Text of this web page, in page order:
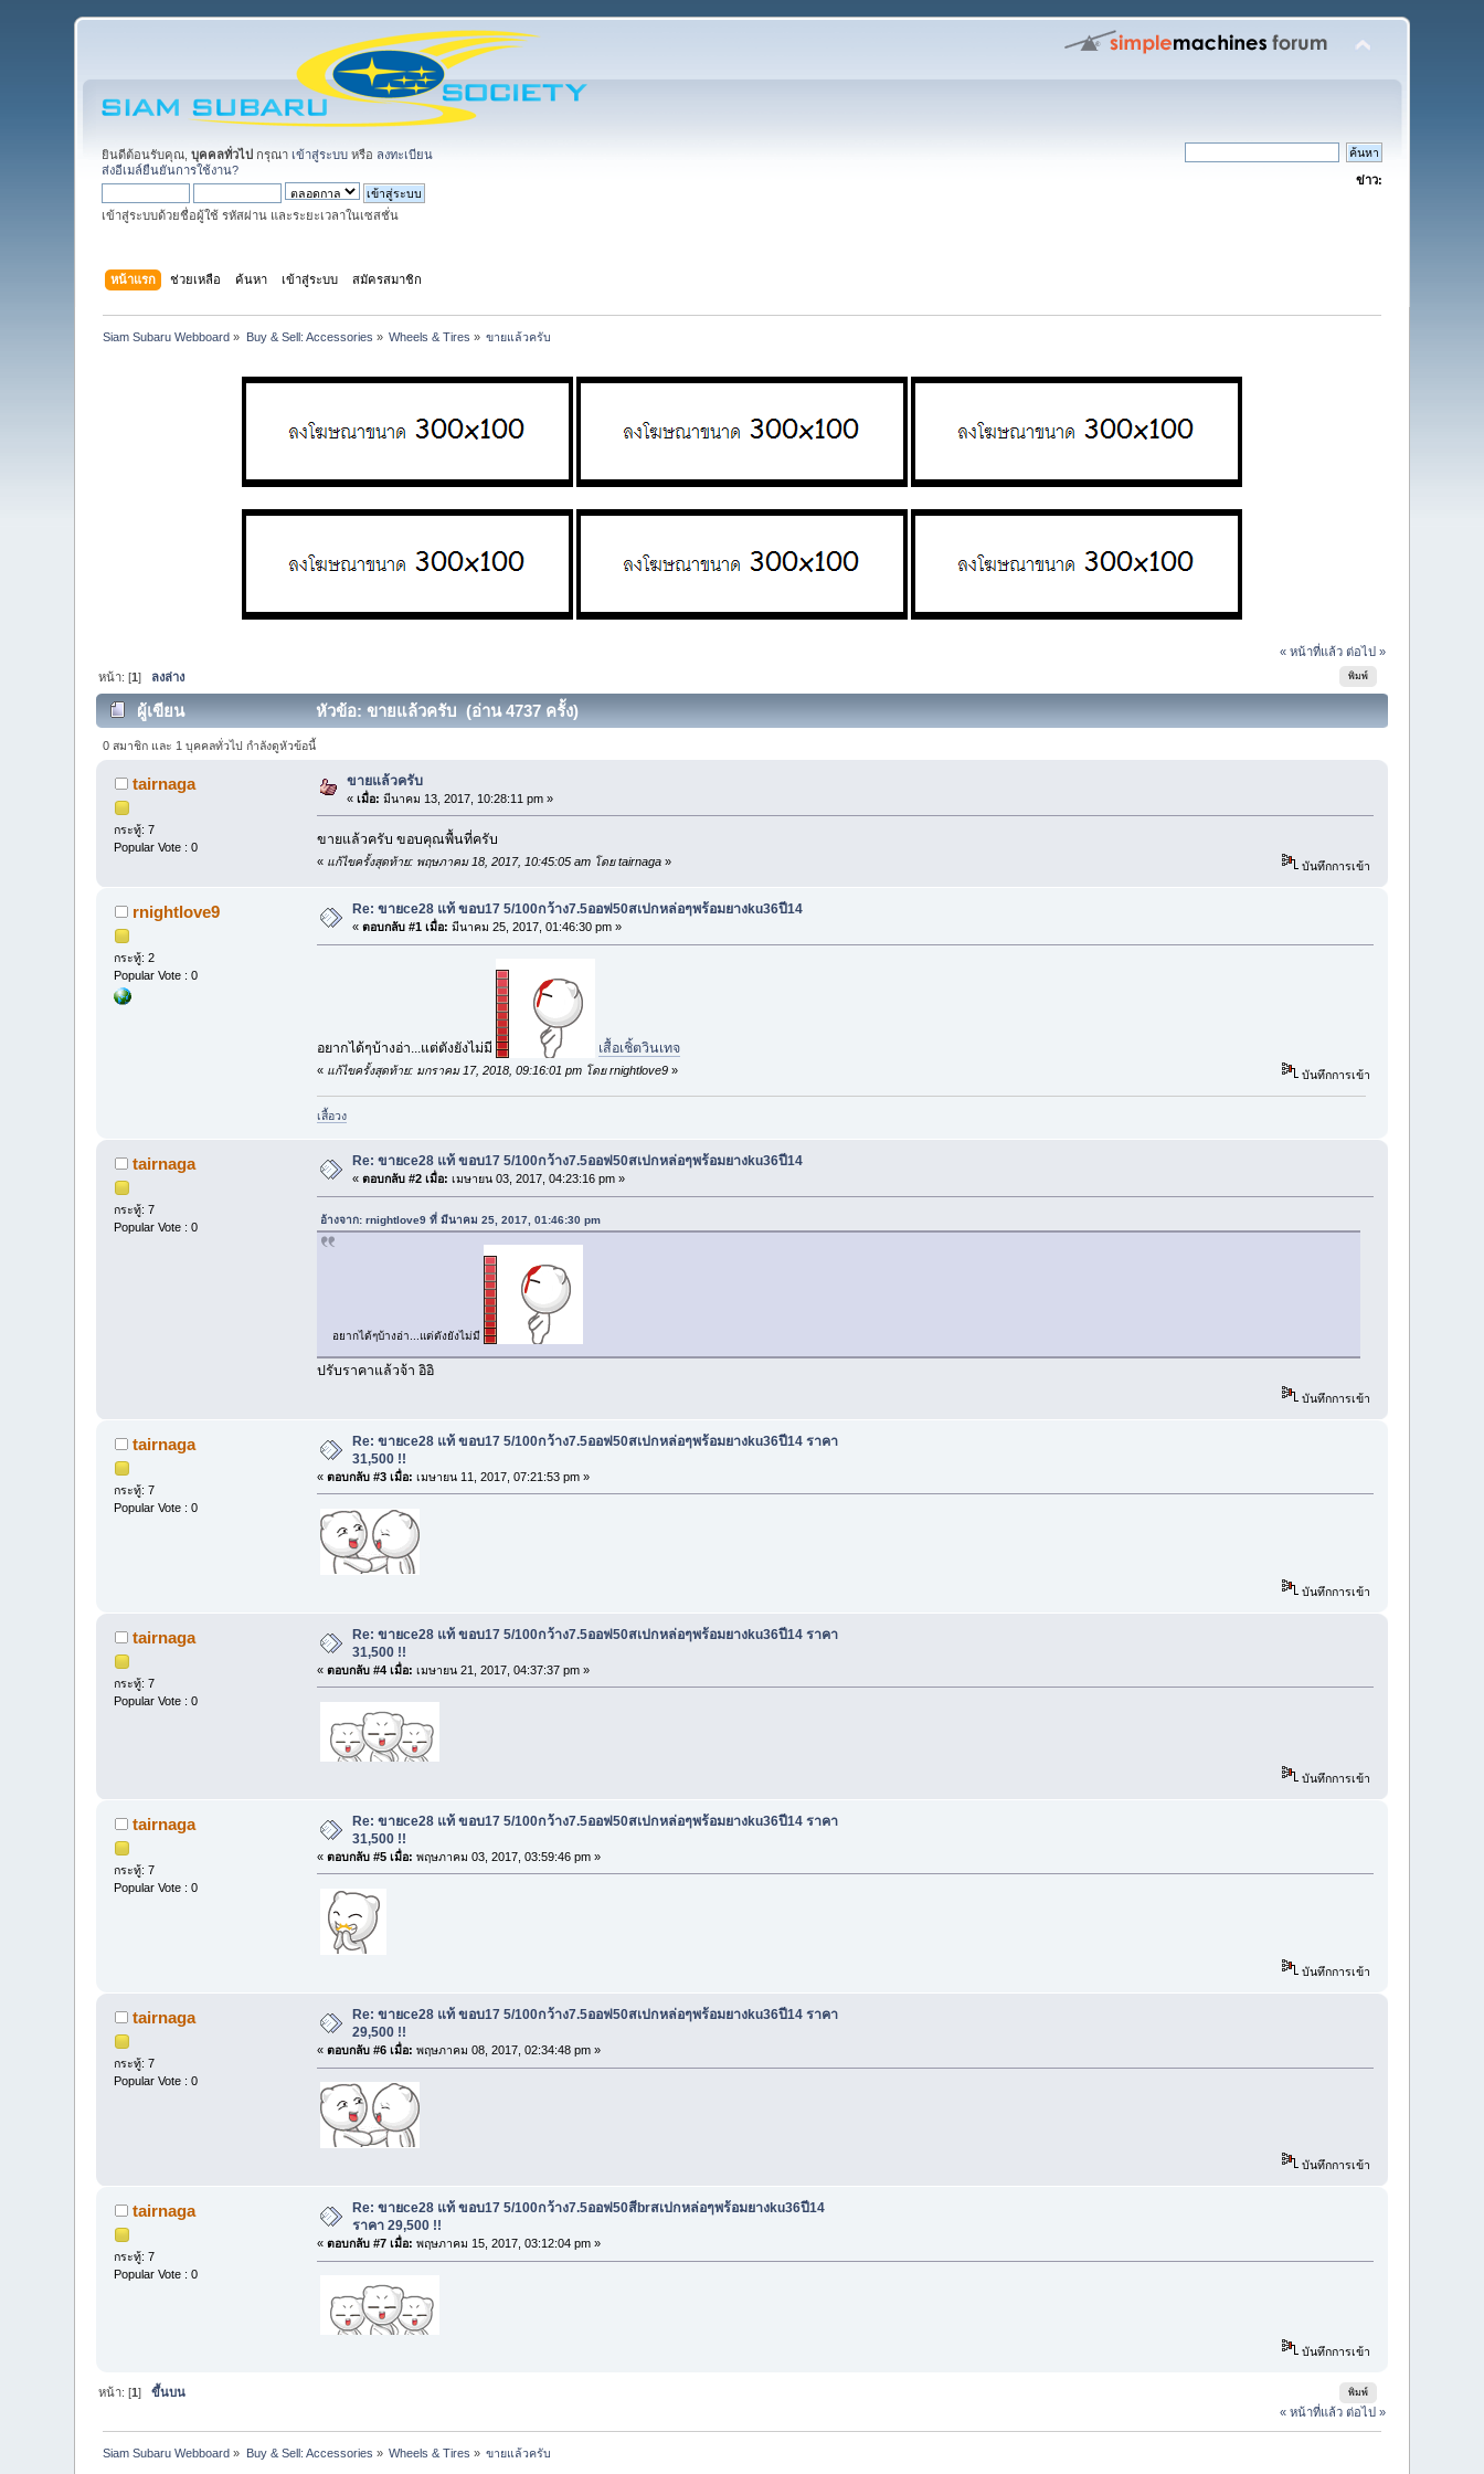
ยินดีต้อนรับคุณ,บุคคลทั่วไป กรุณา เข้าสู่ระบบ หรือ ลงทะเบียน
ส่งอีเมล์ยืนยันการใช้งาน?
เข้าสู่ระบบด้วยชื่อผู้ใช้ รหัสผ่าน และระยะเวลาในเซสชั่น
ข่าว:
หน้าแรก ช่วยเหลือ ค้นหา เข้าสู่ระบบ สมัครสมาชิก
Siam Subaru Webboard » Buy & Sell: Accessories » Wheels & Tires » ขายแล้วครับ
« หน้าที่แล้ว ต่อไป »
พิมพ์
หน้า: [1] ลงล่าง
ผู้เขียน หัวข้อ: ขายแล้วครับ (อ่าน 4737 ครั้ง)
0 สมาชิก และ 1 บุคคลทั่วไป กำลังดูหัวข้อนี้
tairnaga
กระทู้: 7
Popular Vote : 0
ขายแล้วครับ
«เมื่อ: มีนาคม 13, 2017, 10:28:11 pm »
ขายแล้วครับ ขอบคุณพื้นที่ครับ
« แก้ไขครั้งสุดท้าย: พฤษภาคม 18, 2017, 10:45:05 am โดย tairnaga» บันทึกการเข้า
rnightlove9
กระทู้: 2
Popular Vote : 0
Re: ขายce28 แท้ ขอบ17 5/100กว้าง7.5ออฟ50สเปกหล่อๆพร้อมยางku36ปี14
«ตอบกลับ #1 เมื่อ: มีนาคม 25, 2017, 01:46:30 pm »
อยากได้ๆบ้างอ่า...แต่ตังยังไม่มี เสื้อเชิ้ตวินเทจ
« แก้ไขครั้งสุดท้าย: มกราคม 17, 2018, 09:16:01 pm โดย rnightlove9» บันทึกการเข้า
เสื้อวง
tairnaga
กระทู้: 7
Popular Vote : 0
Re: ขายce28 แท้ ขอบ17 5/100กว้าง7.5ออฟ50สเปกหล่อๆพร้อมยางku36ปี14
«ตอบกลับ #2 เมื่อ: เมษายน 03, 2017, 04:23:16 pm »
อ้างจาก: rnightlove9 ที่ มีนาคม 25, 2017, 01:46:30 pm
อยากได้ๆบ้างอ่า...แต่ตังยังไม่มี
ปรับราคาแล้วจ้า อิอิ
บันทึกการเข้า
tairnaga
กระทู้: 7
Popular Vote : 0
Re: ขายce28 แท้ ขอบ17 5/100กว้าง7.5ออฟ50สเปกหล่อๆพร้อมยางku36ปี14 ราคา
31,500 !!
« ตอบกลับ #3 เมื่อ: เมษายน 11, 2017, 07:21:53 pm »
บันทึกการเข้า
tairnaga
กระทู้: 7
Popular Vote : 0
Re: ขายce28 แท้ ขอบ17 5/100กว้าง7.5ออฟ50สเปกหล่อๆพร้อมยางku36ปี14 ราคา
31,500 !!
« ตอบกลับ #4 เมื่อ: เมษายน 21, 2017, 04:37:37 pm »
บันทึกการเข้า
tairnaga
กระทู้: 7
Popular Vote : 0
Re: ขายce28 แท้ ขอบ17 5/100กว้าง7.5ออฟ50สเปกหล่อๆพร้อมยางku36ปี14 ราคา
31,500 !!
« ตอบกลับ #5 เมื่อ: พฤษภาคม 03, 2017, 03:59:46 pm »
บันทึกการเข้า
tairnaga
กระทู้: 7
Popular Vote : 0
Re: ขายce28 แท้ ขอบ17 5/100กว้าง7.5ออฟ50สเปกหล่อๆพร้อมยางku36ปี14 ราคา
29,500 !!
« ตอบกลับ #6 เมื่อ: พฤษภาคม 08, 2017, 02:34:48 pm »
บันทึกการเข้า
tairnaga
กระทู้: 7
Popular Vote : 0
Re: ขายce28 แท้ ขอบ17 5/100กว้าง7.5ออฟ50สีbrสเปกหล่อๆพร้อมยางku36ปี14
ราคา 29,500 !!
« ตอบกลับ #7 เมื่อ: พฤษภาคม 15, 2017, 03:12:04 pm »
บันทึกการเข้า
พิมพ์
หน้า: [1]ขึ้นบน
« หน้าที่แล้ว ต่อไป »
Siam Subaru Webboard » Buy & Sell: Accessories » Wheels & Tires » ขายแล้วครับ